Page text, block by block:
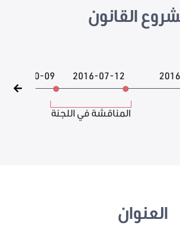
القانون
2016-07-12
2018-10-09
المناقشة في اللجنة
العنوان